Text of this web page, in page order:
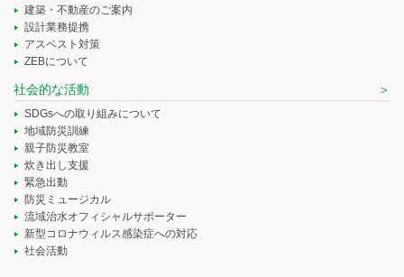
建築・不動産のご案内
設計業務提携
アスベスト対策
ZEBについて
社会的な活動
SDGsへの取り組みについて
地域防災訓練
親子防災教室
炊き出し支援
緊急出動
防災ミュージカル
流域治水オフィシャルサポーター
新型コロナウィルス感染症への対応
社会活動